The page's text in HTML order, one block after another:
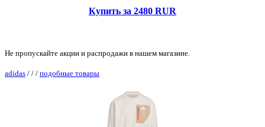
Купить за 2480 RUR
Не пропускайте акции и распродажи в нашем магазине.
adidas / / / подобные товары